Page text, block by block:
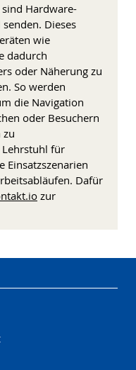
sind Hardware-
Dieses
wie
dadurch
oder Näherung zu
So werden
die Navigation
oder Besuchern
zu
Lehrstuhl für
Dafür
zur